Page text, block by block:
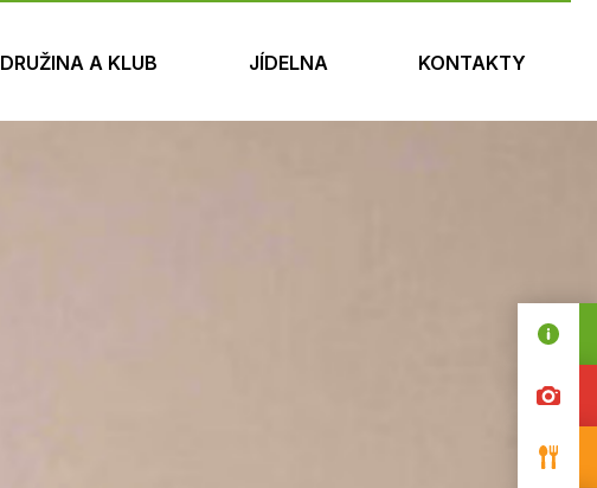
DRUŽINA A KLUB JÍDELNA KONTAKTY